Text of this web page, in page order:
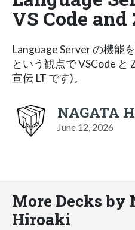
VS Code and
Language Server の機能
という観点で VSCode と
宣伝 LT です)。
NAGATA
June 12, 2026
More Decks by
Hiroaki